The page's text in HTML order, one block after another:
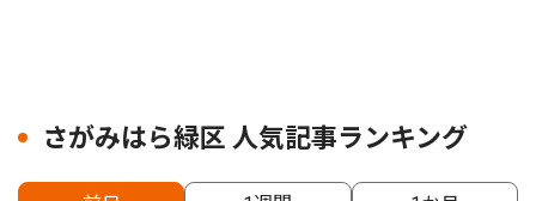
さがみはら緑区 人気記事ランキング